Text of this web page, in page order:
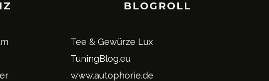
BLOGROLL
Tee & Gewürze Lux
TuningBlog.eu
www.autophorie.de